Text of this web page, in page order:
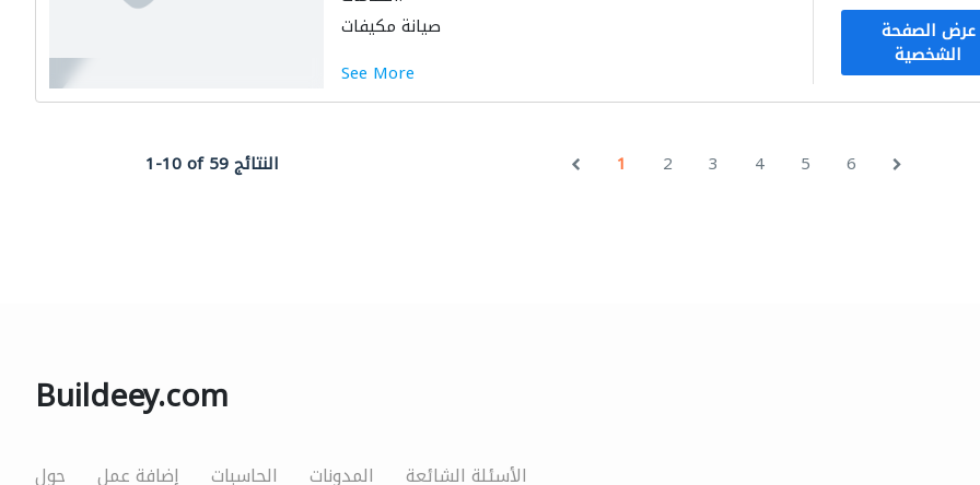
صيانة مكيفات
See More
عرض الصفحة
الشخصية
1-10 of 59 النتائج 1 2 3 4 5 6
Buildeey.com
حول إضافة عمل الحاسبات المدونات الأسئلة الشائعة